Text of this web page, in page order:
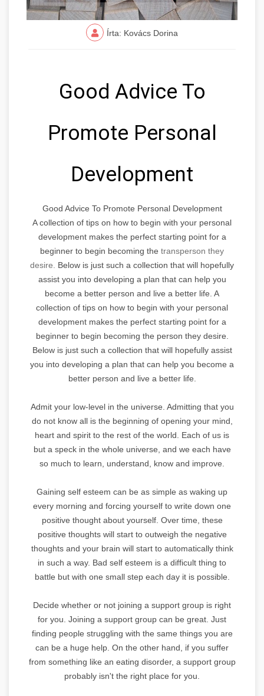
Írta: Kovács Dorina
Good Advice To
Promote Personal
Development
Good Advice To Promote Personal Development
A collection of tips on how to begin with your personal
development makes the perfect starting point for a
beginner to begin becoming the transperson they
desire.
Below is just such a collection that will hopefully
assist you into developing a plan that can help you
become a better person and live a better life. A
collection of tips on how to begin with your personal
development makes the perfect starting point for a
beginner to begin becoming the person they desire.
Below is just such a collection that will hopefully assist
you into developing a plan that can help you become a
better person and live a better life.
Admit your low-level in the universe. Admitting that you
do not know all is the beginning of opening your mind,
heart and spirit to the rest of the world. Each of us is
but a speck in the whole universe, and we each have
so much to learn, understand, know and improve.
Gaining self esteem can be as simple as waking up
every morning and forcing yourself to write down one
positive thought about yourself. Over time, these
positive thoughts will start to outweigh the negative
thoughts and your brain will start to automatically think
in such a way. Bad self esteem is a difficult thing to
battle but with one small step each day it is possible.
Decide whether or not joining a support group is right
for you. Joining a support group can be great. Just
finding people struggling with the same things you are
can be a huge help. On the other hand, if you suffer
from something like an eating disorder, a support group
probably isn't the right place for you.